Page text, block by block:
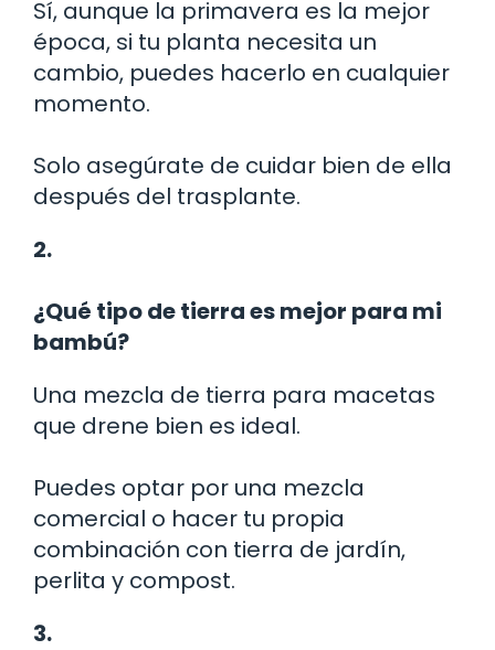
Sí, aunque la primavera es la mejor
época, si tu planta necesita un
cambio, puedes hacerlo en cualquier
momento.
Solo asegúrate de cuidar bien de ella
después del trasplante.
2.
¿Qué tipo de tierra es mejor para mi
bambú?
Una mezcla de tierra para macetas
que drene bien es ideal.
Puedes optar por una mezcla
comercial o hacer tu propia
combinación con tierra de jardín,
perlita y compost.
3.